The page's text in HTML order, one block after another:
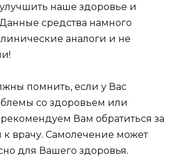
наше здоровье и
средства намного
аналоги и не
помнить, если у Вас
со здоровьем или
Вам обратиться за
к врачу. Самолечение может
для Вашего здоровья.